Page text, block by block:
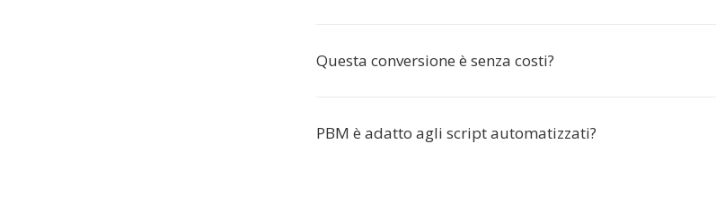
Questa conversione è senza costi?
PBM è adatto agli script automatizzati?